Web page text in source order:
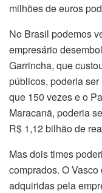
milhões de euros
No Brasil podemos
empresário
Garrincha, que
públicos, poderia
que 150 vezes e o
Maracanã, poderia
R$ 1,12 bilhão de
Mas dois times
comprados. O
adquiridas pela